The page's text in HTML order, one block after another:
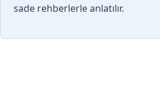
sade rehberlerle anlatılır.